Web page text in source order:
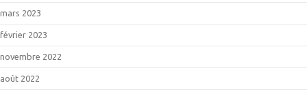
mars 2023
février 2023
novembre 2022
août 2022